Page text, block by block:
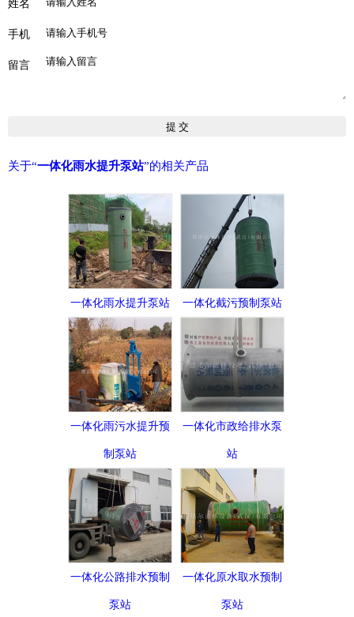
姓名
手机
留言
关于“一体化雨水提升泵站”的相关产品
一体化雨水提升泵站 一体化截污预制泵站
一体化雨污水提升预
制泵站
一体化市政给排水泵
站
一体化公路排水预制
泵站
一体化原水取水预制
泵站